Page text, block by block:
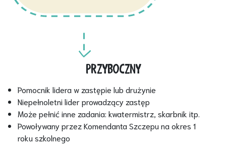
PRZYBOCZNY
Pomocnik lidera w zastępie lub drużynie
Niepełnoletni lider prowadzący zastęp
Może pełnić inne zadania: kwatermistrz, skarbnik itp.
Powoływany przez Komendanta Szczepu na okres 1
roku szkolnego